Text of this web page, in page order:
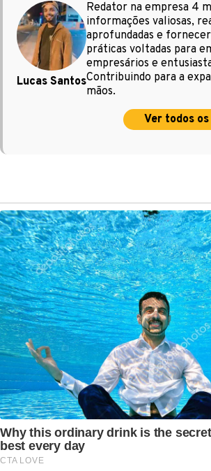
Lucas Santos
Redator na empresa 4
informações valiosas,
aprofundadas e
práticas voltadas para
empresários e
Contribuindo para a
mãos.
Ver todos